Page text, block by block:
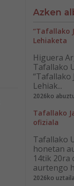
Azken
“Tafallako
Lehiaketa
Higuera
Tafallako
“Tafallako
Lehiak...
2026ko
Tafallako
ofiziala
Tafallako
honetan
14tik 20ra
aurtengo
2026ko